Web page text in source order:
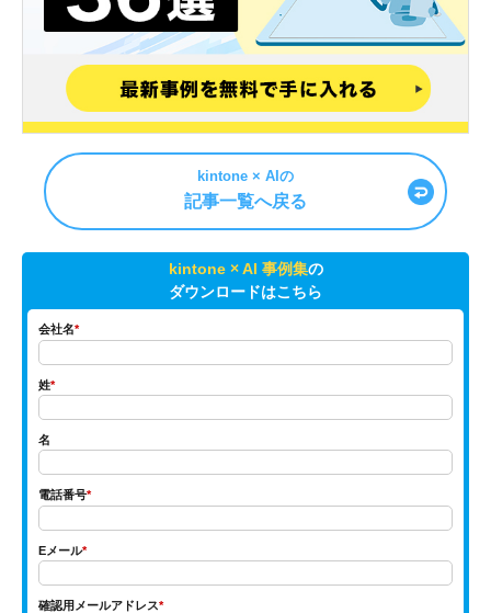
kintone × AIの
記事一覧へ戻る
kintone × AI 事例集の
ダウンロードはこちら
会社名*
姓*
名
電話番号*
Eメール*
確認用メールアドレス*